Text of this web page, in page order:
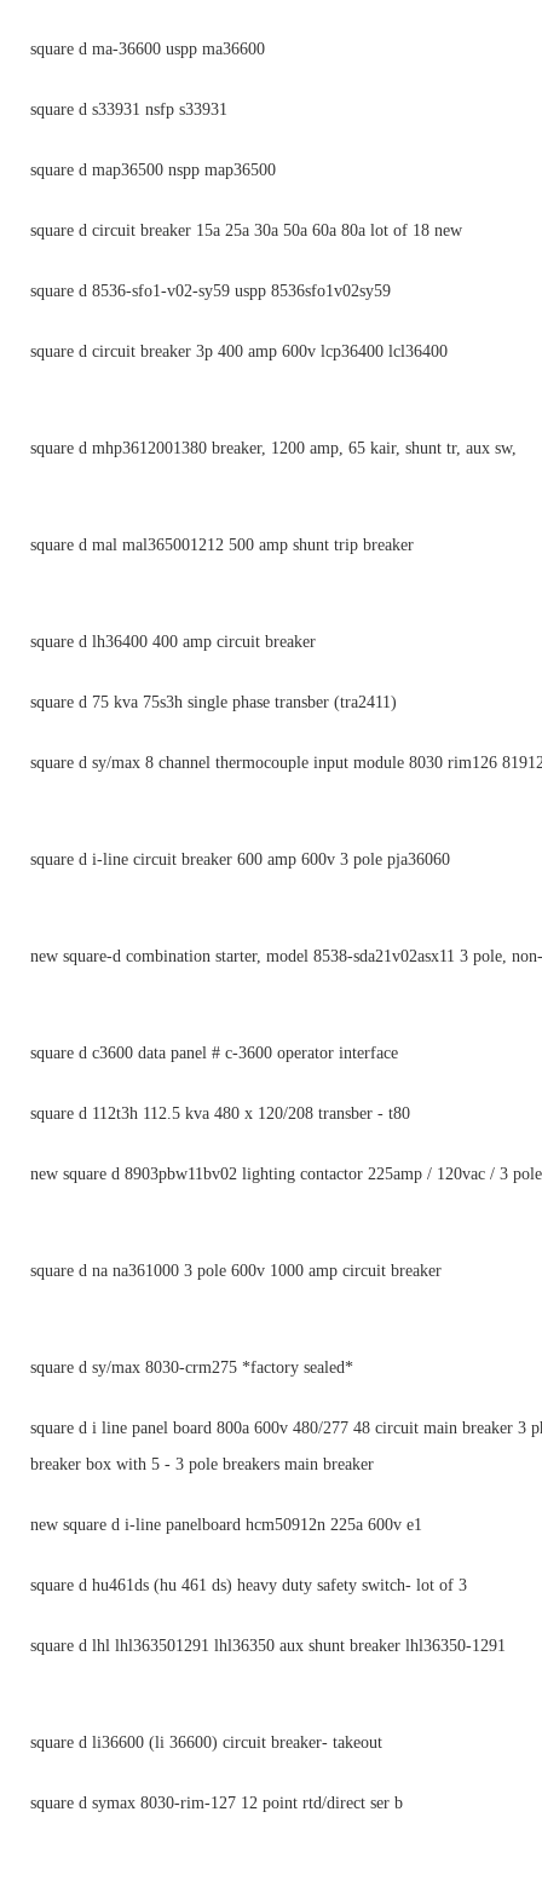
square d ma-36600 uspp ma36600
square d s33931 nsfp s33931
square d map36500 nspp map36500
square d circuit breaker 15a 25a 30a 50a 60a 80a lot of 18 new
square d 8536-sfo1-v02-sy59 uspp 8536sfo1v02sy59
square d circuit breaker 3p 400 amp 600v lcp36400 lcl36400
square d mhp3612001380 breaker, 1200 amp, 65 kair, shunt tr, aux sw,
square d mal mal365001212 500 amp shunt trip breaker
square d lh36400 400 amp circuit breaker
square d 75 kva 75s3h single phase transber (tra2411)
square d sy/max 8 channel thermocouple input module 8030 rim126
square d i-line circuit breaker 600 amp 600v 3 pole pja36060
new square-d combination starter, model 8538-sda21v02asx11 3 pole,
square d c3600 data panel # c-3600 operator interface
square d 112t3h 112.5 kva 480 x 120/208 transber - t80
new square d 8903pbw11bv02 lighting contactor 225amp / 120vac / 3 pole
square d na na361000 3 pole 600v 1000 amp circuit breaker
square d sy/max 8030-crm275 *factory sealed*
square d i line panel board 800a 600v 480/277 48 circuit main breaker 3
breaker box with 5 - 3 pole breakers main breaker
new square d i-line panelboard hcm50912n 225a 600v e1
square d hu461ds (hu 461 ds) heavy duty safety switch- lot of 3
square d lhl lhl363501291 lhl36350 aux shunt breaker lhl36350-1291
square d li36600 (li 36600) circuit breaker- takeout
square d symax 8030-rim-127 12 point rtd/direct ser b